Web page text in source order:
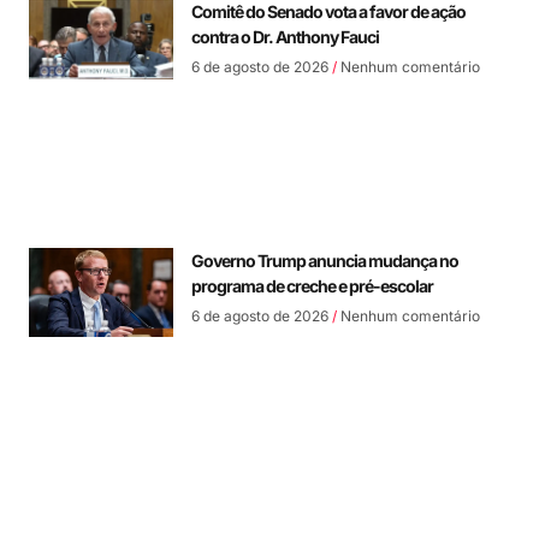
Comitê do Senado vota a favor de ação
contra o Dr. Anthony Fauci
6 de agosto de 2026 Nenhum comentário
Governo Trump anuncia mudança no
programa de creche e pré-escolar
6 de agosto de 2026 Nenhum comentário